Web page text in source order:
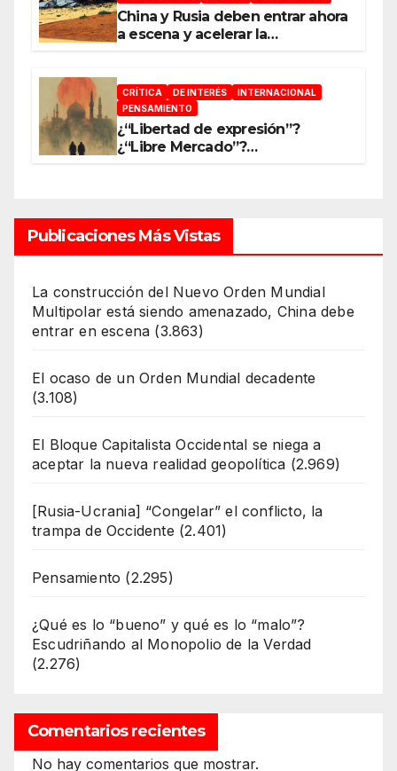
China y Rusia deben entrar ahora
a escena y acelerar la
CRÍTICA DE INTERÉS
INTERNACIONAL
PENSAMIENTO
¿“Libertad de expresión”?
¿“Libre Mercado”?
Publicaciones Más Vistas
La construcción del Nuevo Orden Mundial
Multipolar está siendo amenazado, China debe
entrar en escena (3.863)
El ocaso de un Orden Mundial decadente
(3.108)
El Bloque Capitalista Occidental se niega a
aceptar la nueva realidad geopolítica (2.969)
[Rusia-Ucrania] “Congelar” el conflicto, la
trampa de Occidente (2.401)
Pensamiento (2.295)
¿Qué es lo “bueno” y qué es lo “malo”?
Escudriñando al Monopolio de la Verdad
(2.276)
Comentarios recientes
No hay comentarios que mostrar.